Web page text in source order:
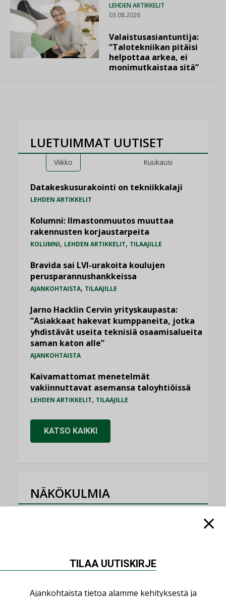
LEHDEN ARTIKKELIT
03.08.2026
Valaistusasiantuntija:
”Talotekniikan pitäisi
helpottaa arkea, ei
monimutkaistaa sitä”
LUETUIMMAT UUTISET
Viikko Kuukausi
Datakeskusurakointi on tekniikkalaji
LEHDEN ARTIKKELIT
Kolumni: Ilmastonmuutos muuttaa
rakennusten korjaustarpeita
KOLUMNI, LEHDEN ARTIKKELIT, TILAAJILLE
Bravida sai LVI-urakoita koulujen
perusparannushankkeissa
AJANKOHTAISTA, TILAAJILLE
Jarno Hacklin Cervin yrityskaupasta:
”Asiakkaat hakevat kumppaneita, jotka
yhdistävät useita teknisiä osaamisalueita
saman katon alle”
AJANKOHTAISTA
Kaivamattomat menetelmät
vakiinnuttavat asemansa taloyhtiöissä
LEHDEN ARTIKKELIT, TILAAJILLE
KATSO KAIKKI
NÄKÖKULMIA
Sähköistäminen säästää euroja
TILAA UUTISKIRJE
Ajankohtaista tietoa alamme kehityksestä ja